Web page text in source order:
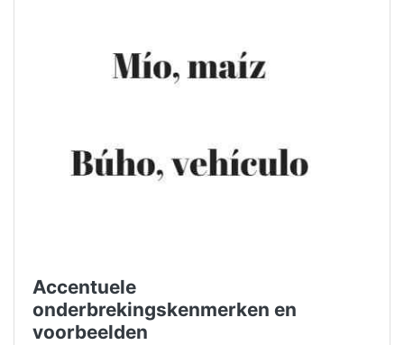
Accentuele
onderbrekingskenmerken en
voorbeelden